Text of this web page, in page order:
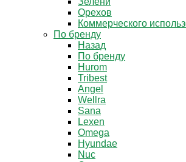
Орехов
Коммерческого
По бренду
Назад
По бренду
Hurom
Tribest
Angel
Wellra
Sana
Lexen
Omega
Hyundae
Nuc